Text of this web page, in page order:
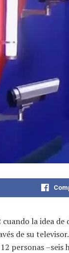
cuando la idea
de su
personas